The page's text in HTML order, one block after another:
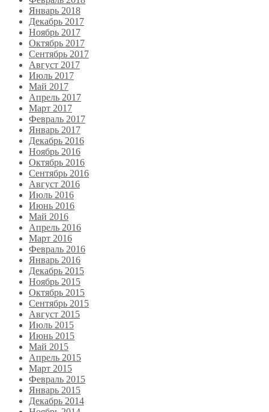
Январь 2018
Декабрь 2017
Ноябрь 2017
Октябрь 2017
Сентябрь 2017
Август 2017
Июль 2017
Май 2017
Апрель 2017
Март 2017
Февраль 2017
Январь 2017
Декабрь 2016
Ноябрь 2016
Октябрь 2016
Сентябрь 2016
Август 2016
Июль 2016
Июнь 2016
Май 2016
Апрель 2016
Март 2016
Февраль 2016
Январь 2016
Декабрь 2015
Ноябрь 2015
Октябрь 2015
Сентябрь 2015
Август 2015
Июль 2015
Июнь 2015
Май 2015
Апрель 2015
Март 2015
Февраль 2015
Январь 2015
Декабрь 2014